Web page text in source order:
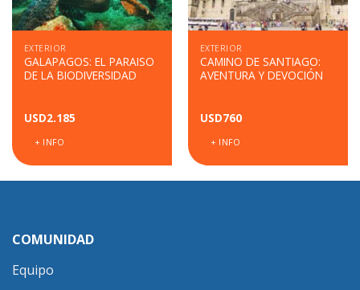
EXTERIOR
GALAPAGOS: EL PARAISO
DE LA BIODIVERSIDAD
USD2.185
+ INFO
EXTERIOR
CAMINO DE SANTIAGO:
AVENTURA Y DEVOCIÓN
USD760
+ INFO
COMUNIDAD
Equipo